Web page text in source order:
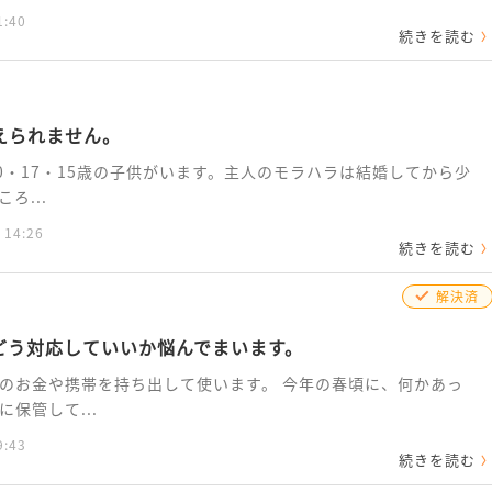
続きを読む
れません。
17・15歳の子供がいます。主人のモラハラは結婚してから少
ろ...
続きを読む
解決済
対応していいか悩んでまいます。
お金や携帯を持ち出して使います。 今年の春頃に、何かあっ
保管して...
続きを読む